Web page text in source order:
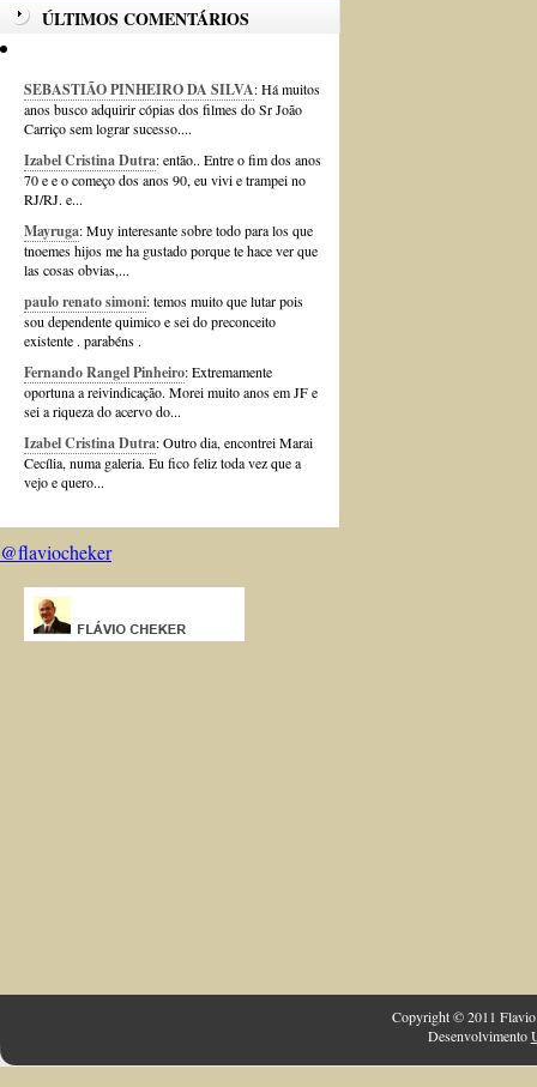
ÚLTIMOS COMENTÁRIOS
SEBASTIÃO PINHEIRO DA SILVA: Há muitos
anos busco adquirir cópias dos filmes do Sr João
Carriço sem lograr sucesso....
Izabel Cristina Dutra: então.. Entre o fim dos anos
70 e e o começo dos anos 90, eu vivi e trampei no
RJ/RJ. e...
Mayruga: Muy interesante sobre todo para los que
tnoemes hijos me ha gustado porque te hace ver que
las cosas obvias,...
paulo renato simoni: temos muito que lutar pois
sou dependente quimico e sei do preconceito
existente . parabéns .
Fernando Rangel Pinheiro: Extremamente
oportuna a reivindicação. Morei muito anos em JF e
sei a riqueza do acervo do...
Izabel Cristina Dutra: Outro dia, encontrei Marai
Cecília, numa galeria. Eu fico feliz toda vez que a
vejo e quero...
@flaviocheker
Copyright © 2011 Flavio
Desenvolvimento